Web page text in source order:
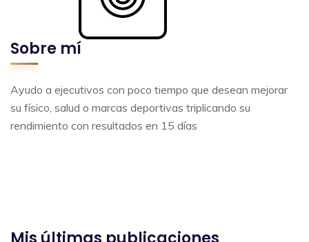
Sobre mí
Ayudo a ejecutivos con poco tiempo que desean mejorar
su físico, salud o marcas deportivas triplicando su
rendimiento con resultados en 15 días